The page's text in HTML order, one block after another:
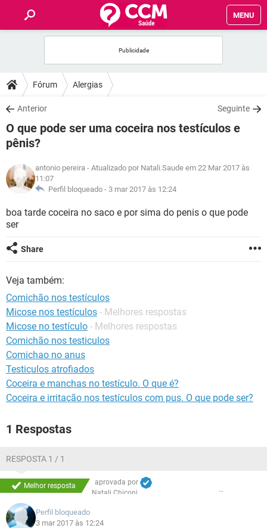
MENU
FÓRUM
SAÚDE
FAMÍLIA
NUTRIÇÃO
SEXUALIDADE
Fórum Alergias
Anterior Seguinte
O que pode ser uma coceira nos testículos e
pênis?
antonio pereira- Atualizado por Natali.Saude em 22 Mar 2017 às
11:07
Perfil bloqueado - 3 mar 2017 às 12:24
boa tarde coceira no saco e por sima do penis o que pode
ser
Share
Veja também:
Comichão nos testículos
Micose nos testículos - Melhores respostas
Micose no testículo - Melhores respostas
Comichão nos testiculos
Comichao no anus
Testiculos atrofiados
Coceira e manchas no testículo. O que é?
Coceira e irritação nos testículos com pus. O que pode ser?
1 Respostas
RESPOSTA 1 / 1
Melhor resposta
aprovada por
Natali Chiconi
Perfil bloqueado
3 mar 2017 às 12:24